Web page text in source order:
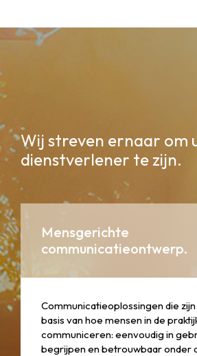
Wij streven ernaar om
dienstverlener te zijn.
Mensgerichte
communicatieontwerp.
Communicatieoplossingen die
basis van hoe mensen in de
communiceren: eenvoudig in
begrijpen en betrouwbaar onder